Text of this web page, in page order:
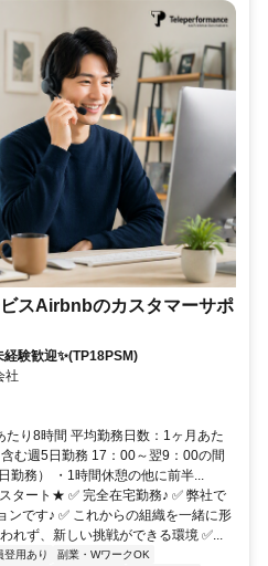
スAirbnbのカスタマーサポ
験歓迎✨(TP18PSM)
社
り8時間 平均勤務日数：1ヶ月あた
む週5日勤務 17：00～翌9：00の間
勤務） ・1時間休憩の他に前半...
タート★ ✅ 完全在宅勤務♪ ✅ 弊社で
ンです♪ ✅ これからの組織を一緒に形
れず、新しい挑戦ができる環境 ✅...
登用あり
副業・WワークOK